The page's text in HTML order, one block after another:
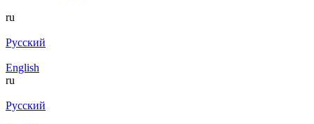
ru
Русский
English
ru
Русский